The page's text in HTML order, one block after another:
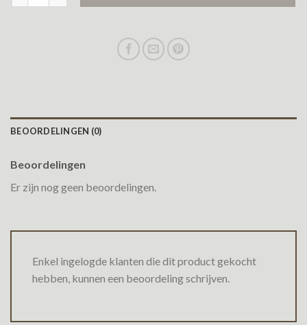
BEOORDELINGEN (0)
Beoordelingen
Er zijn nog geen beoordelingen.
Enkel ingelogde klanten die dit product gekocht
hebben, kunnen een beoordeling schrijven.